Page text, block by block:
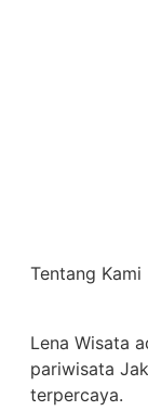
Tentang Kami
Lena Wisata
pariwisata
terpercaya.